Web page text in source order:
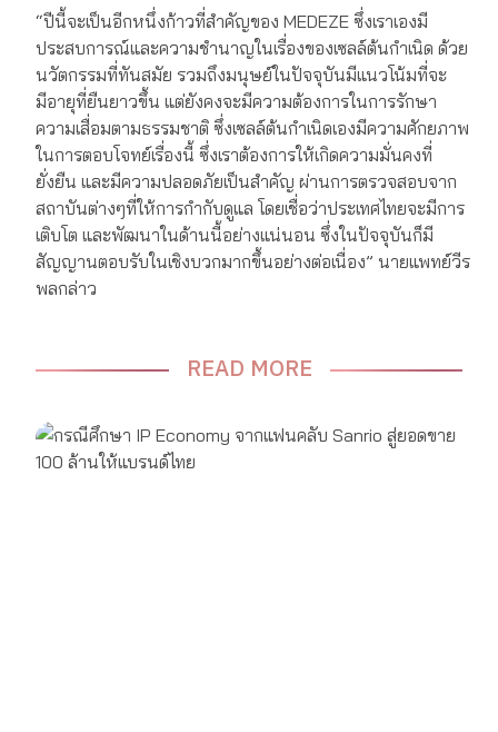
“ปีนี้จะเป็นอีกหนึ่งก้าวที่สำคัญของ MEDEZE ซึ่งเราเองมี
ประสบการณ์และความชำนาญในเรื่องของเซลล์ต้นกำเนิด ด้วย
นวัตกรรมที่ทันสมัย รวมถึงมนุษย์ในปัจจุบันมีแนวโน้มที่จะ
มีอายุที่ยืนยาวขึ้น แต่ยังคงจะมีความต้องการในการรักษา
ความเสื่อมตามธรรมชาติ ซึ่งเซลล์ต้นกำเนิดเองมีความศักยภาพ
ในการตอบโจทย์เรื่องนี้ ซึ่งเราต้องการให้เกิดความมั่นคงที่
ยั่งยืน และมีความปลอดภัยเป็นสำคัญ ผ่านการตรวจสอบจาก
สถาบันต่างๆที่ให้การกำกับดูแล โดยเชื่อว่าประเทศไทยจะมีการ
เติบโต และพัฒนาในด้านนี้อย่างแน่นอน ซึ่งในปัจจุบันก็มี
สัญญานตอบรับในเชิงบวกมากขึ้นอย่างต่อเนื่อง” นายแพทย์วีร
พลกล่าว
READ MORE